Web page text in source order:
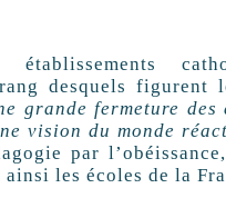
desquels figurent
grande fermeture des
vision du monde
par
les écoles de la